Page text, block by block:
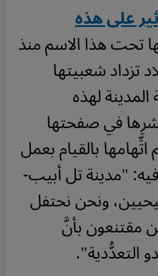
على هذه
تحت هذا الاسم منذ
تزداد شعبيتها
لهذه
في صفحتها
بالقيام بعمل
"مدينة تل أبيب-
ونحن نحتفل
مقتنعون بأنَّ
التعدُّدية".